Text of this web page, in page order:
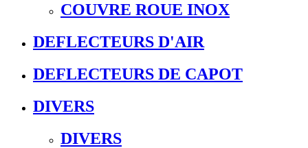
COUVRE ROUE INOX
DEFLECTEURS D'AIR
DEFLECTEURS DE CAPOT
DIVERS
DIVERS